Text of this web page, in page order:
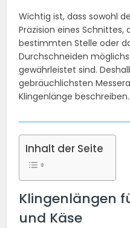
Wichtig ist, dass sowohl
Präzision eines Schnittes,
bestimmten Stelle oder
Durchschneiden
gewährleistet sind.
gebräuchlichsten
Klingenlänge beschreiben.
Inhalt der Seite
Klingenlängen
und Käse